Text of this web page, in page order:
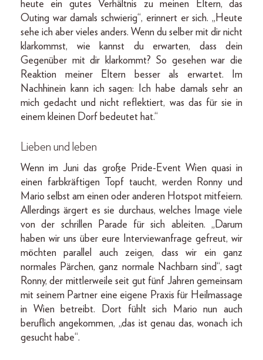
heute ein gutes Verhältnis zu meinen Eltern, das
Outing war damals schwierig“, erinnert er sich. „Heute
sehe ich aber vieles anders. Wenn du selber mit dir nicht
klarkommst, wie kannst du erwarten, dass dein
Gegenüber mit dir klarkommt? So gesehen war die
Reaktion meiner Eltern besser als erwartet. Im
Nachhinein kann ich sagen: Ich habe damals sehr an
mich gedacht und nicht reflektiert, was das für sie in
einem kleinen Dorf bedeutet hat.“
Lieben und leben
Wenn im Juni das große Pride-Event Wien quasi in
einen farbkräftigen Topf taucht, werden Ronny und
Mario selbst am einen oder anderen Hotspot mitfeiern.
Allerdings ärgert es sie durchaus, welches Image viele
von der schrillen Parade für sich ableiten. „Darum
haben wir uns über eure Interviewanfrage gefreut, wir
möchten parallel auch zeigen, dass wir ein ganz
normales Pärchen, ganz normale Nachbarn sind“, sagt
Ronny, der mittlerweile seit gut fünf Jahren gemeinsam
mit seinem Partner eine eigene Praxis für Heilmassage
in Wien betreibt. Dort fühlt sich Mario nun auch
beruflich angekommen, „das ist genau das, wonach ich
gesucht habe“.